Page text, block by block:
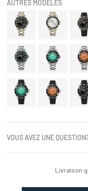
AUTRES MODÈLES
VOUS AVEZ UNE
Livraison